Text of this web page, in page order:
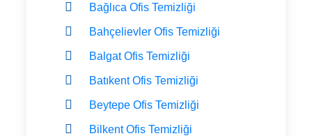
Bağlıca Ofis Temizliği
Bahçelievler Ofis Temizliği
Balgat Ofis Temizliği
Batıkent Ofis Temizliği
Beytepe Ofis Temizliği
Bilkent Ofis Temizliği